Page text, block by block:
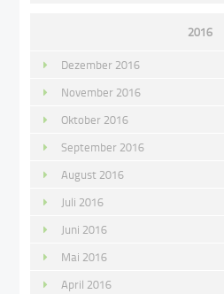
2016
Dezember 2016
November 2016
Oktober 2016
September 2016
August 2016
Juli 2016
Juni 2016
Mai 2016
April 2016